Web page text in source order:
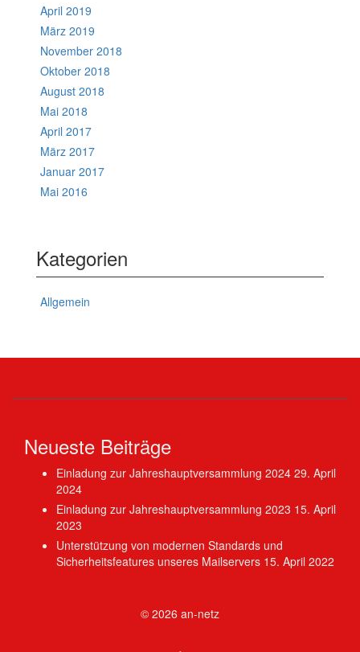
April 2019
März 2019
November 2018
Oktober 2018
August 2018
Mai 2018
April 2017
März 2017
Januar 2017
Mai 2016
Kategorien
Allgemein
Neueste Beiträge
Einladung zur Jahreshauptversammlung 2024 29. April
2024
Einladung zur Jahreshauptversammlung 2023 15. April
2023
Unterstützung von modernen Standards und
Sicherheitsfeatures unseres Mailservers 15. April 2022
© 2026 an-netz